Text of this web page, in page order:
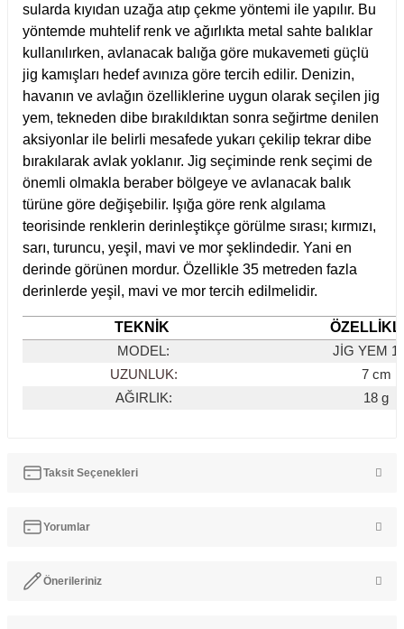
sularda kıyıdan uzağa atıp çekme yöntemi ile yapılır. Bu
yöntemde muhtelif renk ve ağırlıkta metal sahte balıklar
kullanılırken, avlanacak balığa göre mukavemeti güçlü
jig kamışları hedef avınıza göre tercih edilir. Denizin,
havanın ve avlağın özelliklerine uygun olarak seçilen jig
yem, tekneden dibe bırakıldıktan sonra seğirtme denilen
aksiyonlar ile belirli mesafede yukarı çekilip tekrar dibe
bırakılarak avlak yoklanır. Jig seçiminde renk seçimi de
önemli olmakla beraber bölgeye ve avlanacak balık
türüne göre değişebilir. Işığa göre renk algılama
teorisinde renklerin derinleştikçe görülme sırası; kırmızı,
sarı, turuncu, yeşil, mavi ve mor şeklindedir. Yani en
derinde görünen mordur. Özellikle 35 metreden fazla
derinlerde yeşil, mavi ve mor tercih edilmelidir.
TEKNİK
MODEL:
JİG YEM
UZUNLUK:
7 cm
AĞIRLIK:
18 g
Taksit Seçenekleri
Yorumlar
Önerileriniz